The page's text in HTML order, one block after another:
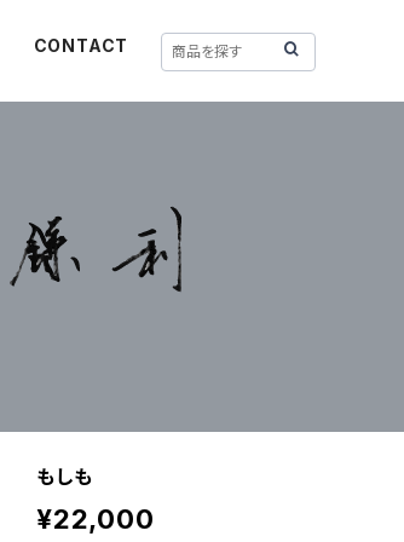
CONTACT
もしも
¥22,000